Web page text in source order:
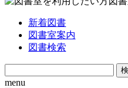
新着図書
図書室案内
図書検索
Search
for:
menu